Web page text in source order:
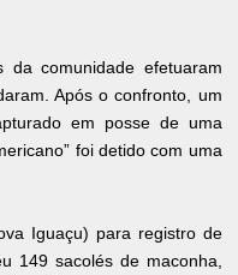
comunidade efetuaram
Após o confronto, um
em posse de uma
foi detido com uma
Iguaçu) para registro de
149 sacolés de maconha,